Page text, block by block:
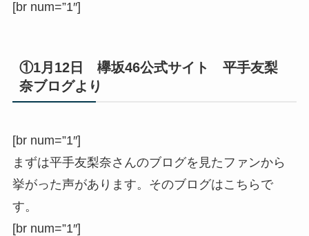
[br num=”1″]
①1月12日 欅坂46公式サイト 平手友梨
奈ブログより
[br num=”1″]
まずは平手友梨奈さんのブログを見たファンから
挙がった声があります。そのブログはこちらで
す。
[br num=”1″]